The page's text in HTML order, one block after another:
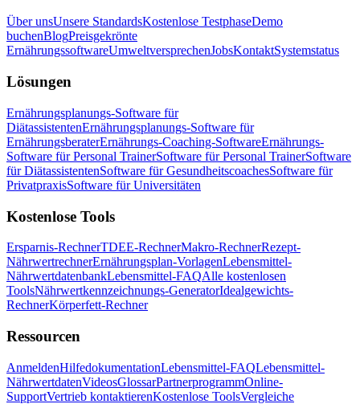
Über unsUnsere StandardsKostenlose TestphaseDemo
buchenBlogPreisgekrönte
ErnährungssoftwareUmweltversprechenJobsKontaktSystemstatus
Lösungen
Ernährungsplanungs-Software für
DiätassistentenErnährungsplanungs-Software für
ErnährungsberaterErnährungs-Coaching-SoftwareErnährungs-
Software für Personal TrainerSoftware für Personal TrainerSoftware
für DiätassistentenSoftware für GesundheitscoachesSoftware für
PrivatpraxisSoftware für Universitäten
Kostenlose Tools
Ersparnis-RechnerTDEE-RechnerMakro-RechnerRezept-
NährwertrechnerErnährungsplan-VorlagenLebensmittel-
NährwertdatenbankLebensmittel-FAQAlle kostenlosen
ToolsNährwertkennzeichnungs-GeneratorIdealgewichts-
RechnerKörperfett-Rechner
Ressourcen
AnmeldenHilfedokumentationLebensmittel-FAQLebensmittel-
NährwertdatenVideosGlossarPartnerprogrammOnline-
SupportVertrieb kontaktierenKostenlose ToolsVergleiche